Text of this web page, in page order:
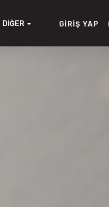
DIĞER GIRIŞ YAP